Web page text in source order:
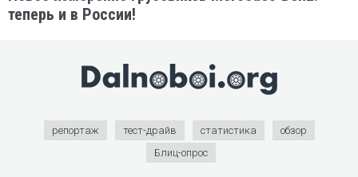
теперь и в России!
репортаж тест-драйв статистика
обзор
Блиц-опрос